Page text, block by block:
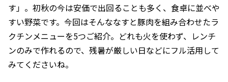
す」。初秋の今は安価で出回ることも多く、食卓に並べや
すい野菜です。今回はそんななすと豚肉を組み合わせたラ
クチンメニューを5つご紹介。どれも火を使わず、レンチ
ンのみで作れるので、残暑が厳しい日などにフル活用して
みてくださいね。